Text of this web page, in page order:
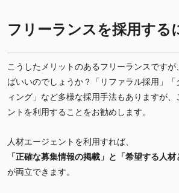
フリーランスを採用する
こうしたメリットのあるフリーランスです
ばいいのでしょうか？「リファラル採用」
ィング」など多様な採用手法もありますが、
ントを利用することをお勧めします。
人材エージェントを利用すれば、
「正確な募集情報の掲載」と「希望する人材
が両立できます。